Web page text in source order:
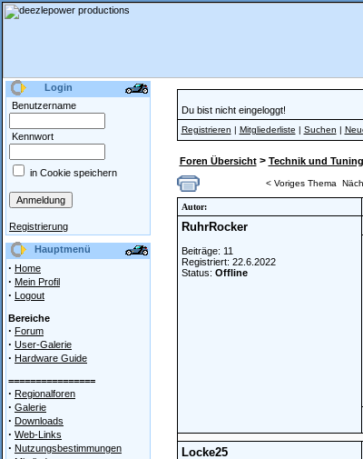
Login
Benutzername
Kennwort
in Cookie speichern
Registrierung
Hauptmenü
· Home
· Mein Profil
· Logout
Bereiche
· Forum
· User-Galerie
· Hardware Guide
================
· Regionalforen
· Galerie
· Downloads
· Web-Links
· Nutzungsbestimmungen
Du bist nicht eingeloggt!
Registrieren | Mitgliederliste | Suchen |
Foren Übersicht> Technik und Tuning
< Voriges Thema
Autor:
RuhrRocker
Beiträge: 11
Registriert: 22.6.2022
Status: Offline
Locke25